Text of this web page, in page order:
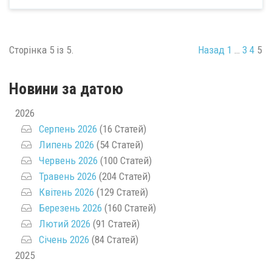
Сторінка 5 із 5. Назад 1 3 4 5
Новини за датою
2026
Серпень 2026 (16 Статей)
Липень 2026 (54 Статей)
Червень 2026 (100 Статей)
Травень 2026 (204 Статей)
Квітень 2026 (129 Статей)
Березень 2026 (160 Статей)
Лютий 2026 (91 Статей)
Січень 2026 (84 Статей)
2025